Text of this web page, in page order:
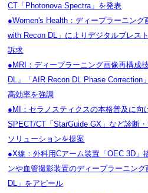
CT「Photonova Spectra」を発表
●Women's Health：ディープラーニン
with Recon DL」によりデジタルブレス
訴求
●MRI：ディープラーニング画像再構成
DL」「AIR Recon DL Phase Correction
高効率を強調
●MI：セラノスティクスの本格普及に向
SPECT/CT「StarGuide GX」など診断
ソリューションを提案
●X線：外科用Cアーム装置「OEC 3D」
ンや血管撮影装置のディープラーニン
DL」をアピール